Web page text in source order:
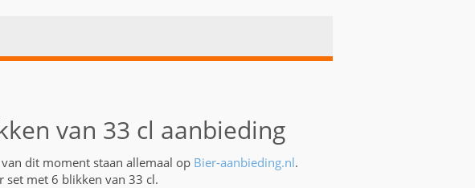
van 33 cl aanbieding
dit moment staan allemaal op Bier-aanbieding.nl.
set met 6 blikken van 33 cl.